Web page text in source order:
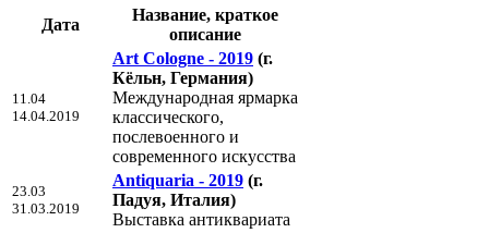
Дата
Название, краткое
описание
11.04
14.04.2019
Art Cologne - 2019 (г.
Кёльн, Германия)
Международная ярмарка
классического,
послевоенного и
современного искусства
23.03
31.03.2019
Antiquaria - 2019 (г.
Падуя, Италия)
Выставка антиквариата